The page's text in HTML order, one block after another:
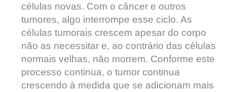
células novas. Com o câncer e outros
tumores, algo interrompe esse ciclo. As
células tumorais crescem apesar do corpo
não as necessitar e, ao contrário das células
normais velhas, não morrem. Conforme este
processo continua, o tumor continua
crescendo à medida que se adicionam mais